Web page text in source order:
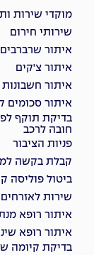
מוקדי שירות
שירותי חירום
איתור שרברבים
איתור צ'קים
איתור
איתור סכומים
בדיקת תוקף
חובה לרכב
פניות הציבור
קבלת בקשה
ביטול פוליסה
שירות לאזרחים
איתור רופא
איתור רופא
בדיקת קיומה